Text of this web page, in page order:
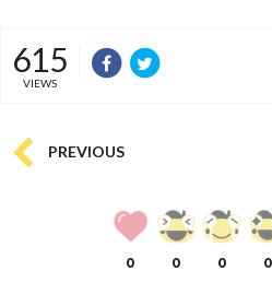
615
VIEWS
PREVIOUS
0 0 0 0